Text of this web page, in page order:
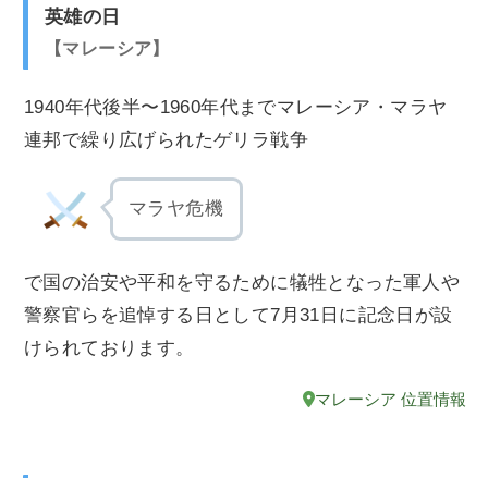
英雄の日
マレーシア
1940年代後半〜1960年代までマレーシア・マラヤ
連邦で繰り広げられたゲリラ戦争
マラヤ危機
で国の治安や平和を守るために犠牲となった軍人や
警察官らを追悼する日として7月31日に記念日が設
けられております。
マレーシア 位置情報